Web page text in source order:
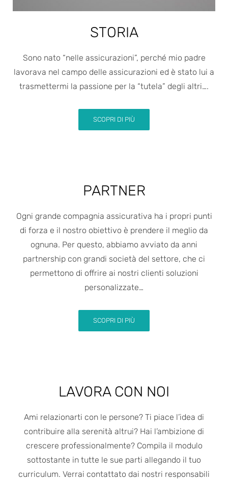
STORIA
Sono nato “nelle assicurazioni”, perché mio padre
lavorava nel campo delle assicurazioni ed è stato lui a
trasmettermi la passione per la “tutela” degli altri….
SCOPRI DI PIÙ
PARTNER
Ogni grande compagnia assicurativa ha i propri punti
di forza e il nostro obiettivo è prendere il meglio da
ognuna. Per questo, abbiamo avviato da anni
partnership con grandi società del settore, che ci
permettono di offrire ai nostri clienti soluzioni
personalizzate…
SCOPRI DI PIÙ
LAVORA CON NOI
Ami relazionarti con le persone? Ti piace l’idea di
contribuire alla serenità altrui? Hai l’ambizione di
crescere professionalmente? Compila il modulo
sottostante in tutte le sue parti allegando il tuo
curriculum. Verrai contattato dai nostri responsabili